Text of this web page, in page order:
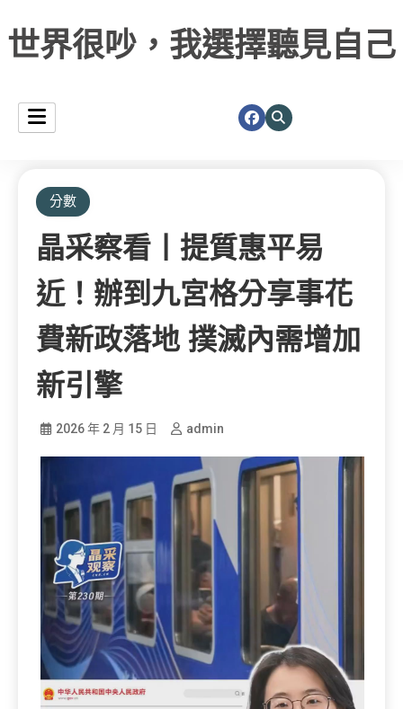
世界很吵，我選擇聽見自己
分數
晶采察看丨提質惠平易
近！辦到九宮格分享事花
費新政落地 撲滅內需增加
新引擎
2026 年 2 月 15 日 admin